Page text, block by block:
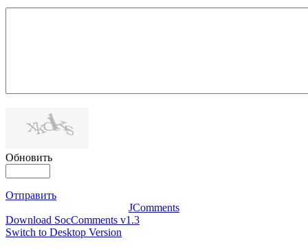
Обновить
Отправить
JComments
Download SocComments v1.3
Switch to Desktop Version